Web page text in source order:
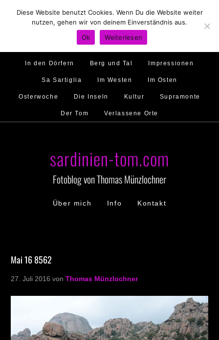
Hirtenland Traumstrände Feste feiern
Golfo di Orosei Im Norden
Murales Ambiente
In den Dörfern Berg und Tal Impressionen
Sa Sartiglia Im Westen Im Osten
Osterwoche Die Inseln Kultur Supramonte
Der Tom Verlassene Orte
sardinien-tom.com
Fotoblog von Thomas Münzlochner
Über mich Info Kontakt
Mai 16 8562
27. Juli 2016 vonThomas Münzlochner
Diese Website benutzt Cookies. Wenn Du die Website weiter
nutzen, gehen wir von deinem Einverständnis aus.
Ok
Weiterlesen